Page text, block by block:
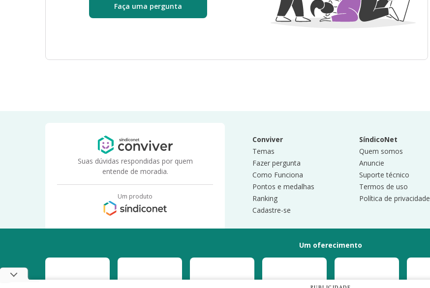
Faça uma pergunta
Suas dúvidas respondidas por quem
entende de moradia.
Um produto
Conviver
Temas
Fazer pergunta
Como Funciona
Pontos e medalhas
Ranking
Cadastre-se
SíndicoNet
Quem somos
Anuncie
Suporte técnico
Termos de uso
Política de privacidade
Um oferecimento